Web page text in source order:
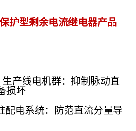
护型剩余电流继电器产品
产线电机群：抑制脉动直
损坏
配电系统：防范直流分量导